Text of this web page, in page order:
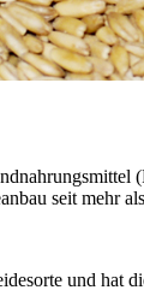
seit mehr
und hat